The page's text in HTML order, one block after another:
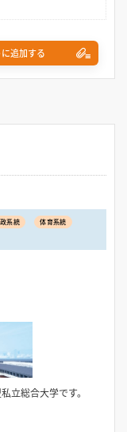
追加する
系統
体育系統
立総合大学です。